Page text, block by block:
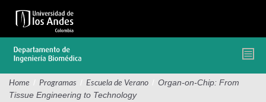
contenido
Home / Programas / Escuela de Verano / Organ-on-Chip: From
Tissue Engineering to Technology